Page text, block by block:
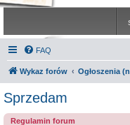
FAQ
Wykaz forów Ogłoszenia
Sprzedam
Regulamin forum